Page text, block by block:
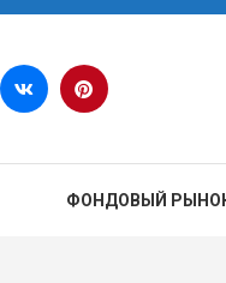
Перейти к содержимому
ФОНДОВЫЙ